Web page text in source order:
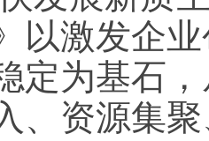
以激发企
定为基石
、资源集